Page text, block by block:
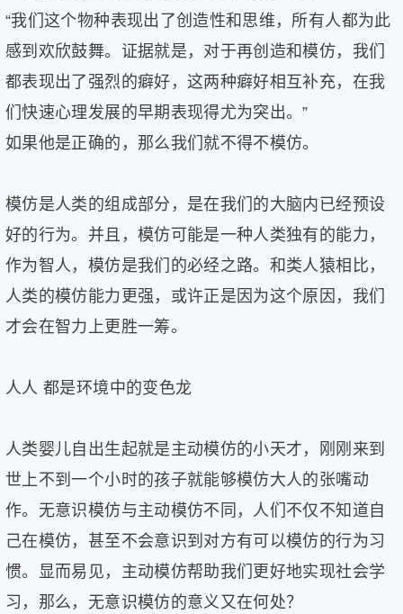
“我们这个物种表现出了创造性和思维，所有人都为此
感到欢欣鼓舞。证据就是，对于再创造和模仿，我们
都表现出了强烈的癖好，这两种癖好相互补充，在我
们快速心理发展的早期表现得尤为突出。”
如果他是正确的，那么我们就不得不模仿。
模仿是人类的组成部分，是在我们的大脑内已经预设
好的行为。并且，模仿可能是一种人类独有的能力，
作为智人，模仿是我们的必经之路。和类人猿相比，
人类的模仿能力更强，或许正是因为这个原因，我们
才会在智力上更胜一筹。
人人 都是环境中的变色龙
人类婴儿自出生起就是主动模仿的小天才，刚刚来到
世上不到一个小时的孩子就能够模仿大人的张嘴动
作。无意识模仿与主动模仿不同，人们不仅不知道自
己在模仿，甚至不会意识到对方有可以模仿的行为习
惯。显而易见，主动模仿帮助我们更好地实现社会学
习，那么，无意识模仿的意义又在何处？